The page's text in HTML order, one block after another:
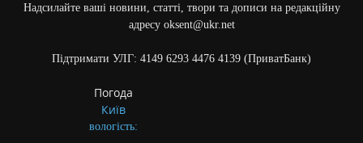
Надсилайте ваші новини, статті, твори та дописи на редакційну
адресу oksent@ukr.net
Підтримати УЛГ: 4149 6293 4476 4139 (ПриватБанк)
Погода
Київ
вологість: